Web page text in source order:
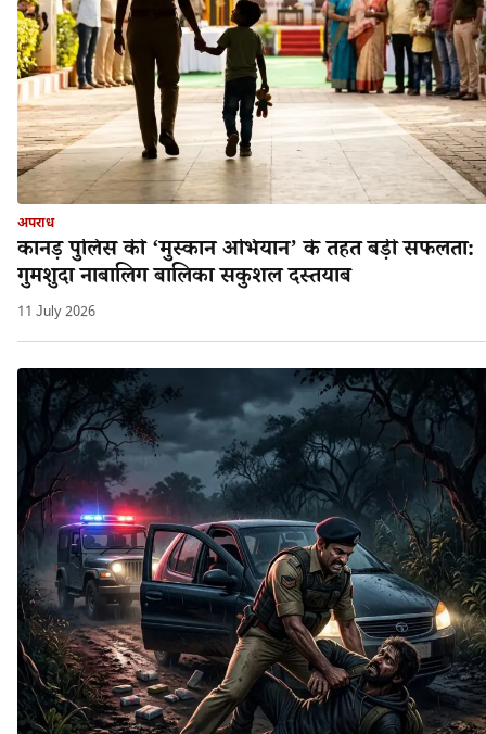
अपराध
कानड़ पुलिस की ‘मुस्कान अभियान’ के तहत बड़ी सफलता:
गुमशुदा नाबालिग बालिका सकुशल दस्तयाब
11 July 2026